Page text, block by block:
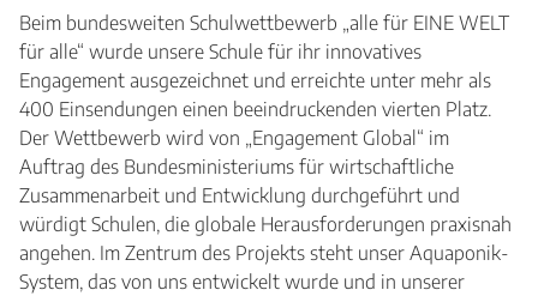
Beim bundesweiten Schulwettbewerb „alle für EINE WELT
für alle“ wurde unsere Schule für ihr innovatives
Engagement ausgezeichnet und erreichte unter mehr als
400 Einsendungen einen beeindruckenden vierten Platz.
Der Wettbewerb wird von „Engagement Global“ im
Auftrag des Bundesministeriums für wirtschaftliche
Zusammenarbeit und Entwicklung durchgeführt und
würdigt Schulen, die globale Herausforderungen praxisnah
angehen. Im Zentrum des Projekts steht unser Aquaponik-
System, das von uns entwickelt wurde und in unserer